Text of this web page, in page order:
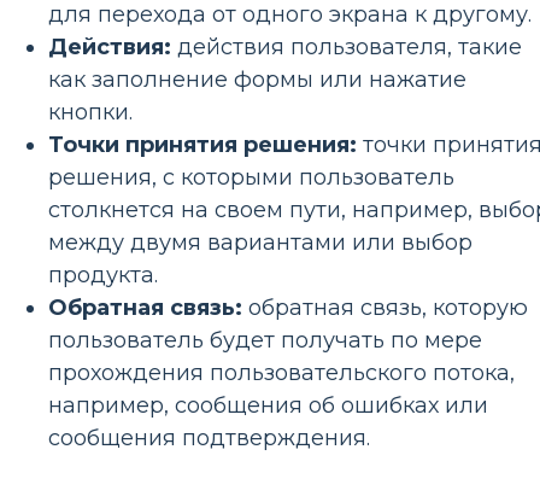
для перехода от одного экрана к другому.
Действия: действия пользователя, такие
как заполнение формы или нажатие
кнопки.
Точки принятия решения: точки
решения, с которыми пользователь
столкнется на своем пути, например,
между двумя вариантами или выбор
продукта.
Обратная связь: обратная связь, которую
пользователь будет получать по мере
прохождения пользовательского потока,
например, сообщения об ошибках или
сообщения подтверждения.